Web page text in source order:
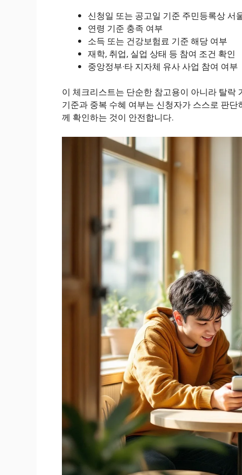
신청일 또는 공고일 기준 주민등록상 서
연령 기준 충족 여부
소득 또는 건강보험료 기준 해당 여부
재학, 취업, 실업 상태 등 참여 조건 확인
중앙정부·타 지자체 유사 사업 참여 여부
이 체크리스트는 단순한 참고용이 아니라 탈락
기준과 중복 수혜 여부는 신청자가 스스로 판
께 확인하는 것이 안전합니다.